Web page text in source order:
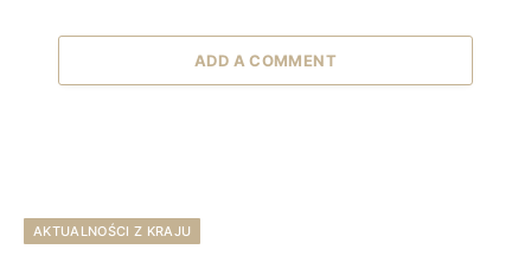
ADD A COMMENT
AKTUALNOŚCI Z KRAJU